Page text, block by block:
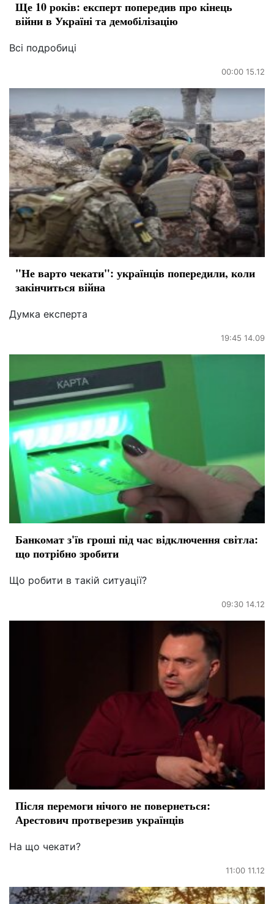
Ще 10 років: експерт попередив про кінець
війни в Україні та демобілізацію
Всі подробиці
00:00 15.12
"Не варто чекати": українців попередили, коли
закінчиться війна
Думка експерта
19:45 14.09
Банкомат з'їв гроші під час відключення світла:
що потрібно зробити
Що робити в такій ситуації?
09:30 14.12
Після перемоги нічого не повернеться:
Арестович протверезив українців
На що чекати?
11:00 11.12